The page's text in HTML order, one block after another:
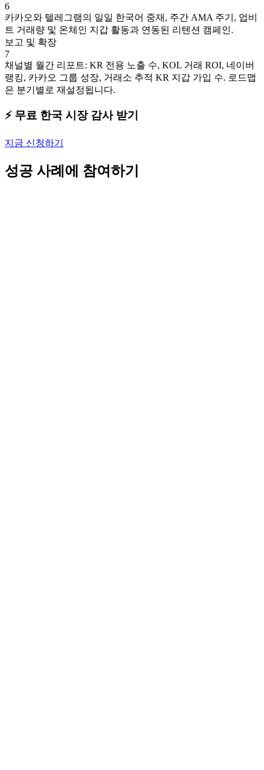
6
카카오와 텔레그램의 일일 한국어 중재, 주간 AMA 주기, 업비
트 거래량 및 온체인 지갑 활동과 연동된 리텐션 캠페인.
보고 및 확장
7
채널별 월간 리포트: KR 전용 노출 수, KOL 거래 ROI, 네이버
랭킹, 카카오 그룹 성장, 거래소 추적 KR 지갑 가입 수. 로드맵
은 분기별로 재설정됩니다.
⚡️ 무료 한국 시장 감사 받기
지금 신청하기
성공 사례에 참여하기